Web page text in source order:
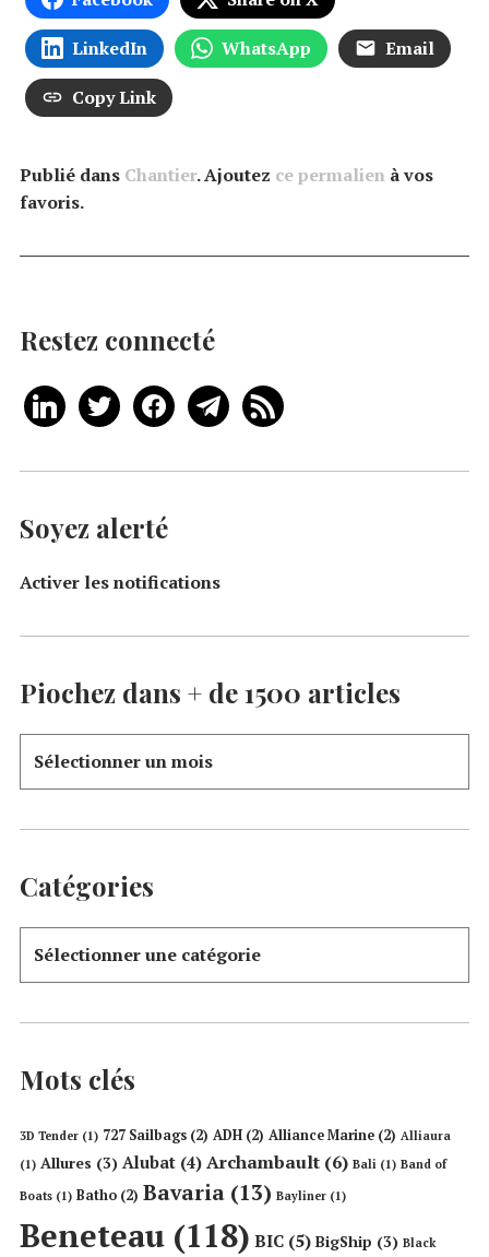
LinkedIn WhatsApp Email
Copy Link
Publié dans Chantier. Ajoutez ce permalien à vos
favoris.
Restez connecté
Soyez alerté
Activer les notifications
Piochez dans + de 1500 articles
Catégories
Mots clés
3D Tender (1) 727 Sailbags (2) ADH (2) Alliance Marine (2) Alliaura
(1) Allures (3) Alubat (4) Archambault (6) Bali (1) Band of
Boats (1) Batho (2) Bavaria (13) Bayliner (1)
Beneteau (118) BIC (5) BigShip (3) Black